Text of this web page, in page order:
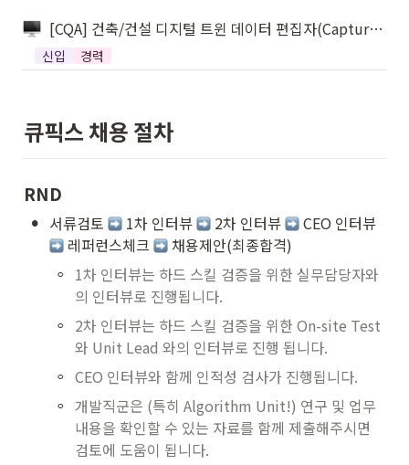
[CQA] 건축/건설 디지털 트윈 데이터 편집자(Capture QA) (목~월 근무)
신입 경력
큐픽스 채용 절차
RND
• 서류검토 1차 인터뷰 2차 인터뷰
CEO 인터뷰
레퍼런스체크
채용제안(최종합격)
◦ 1차 인터뷰는 하드 스킬 검증을 위한 실무담당자와
의 인터뷰로 진행됩니다.
◦ 2차 인터뷰는 하드 스킬 검증을 위한 On-site Test
와 Unit Lead 와의 인터뷰로 진행 됩니다.
◦ CEO 인터뷰와 함께 인적성 검사가 진행됩니다.
◦ 개발직군은 (특히 Algorithm Unit!) 연구 및 업무
내용을 확인할 수 있는 자료를 함께 제출해주시면
검토에 도움이 됩니다.